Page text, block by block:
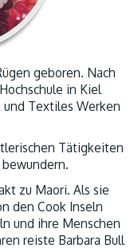
geboren. Nach
in Kiel
Textiles Werken
Tätigkeiten
zu Maori. Als sie
den Cook Inseln
und ihre Menschen
reiste Barbara Bull